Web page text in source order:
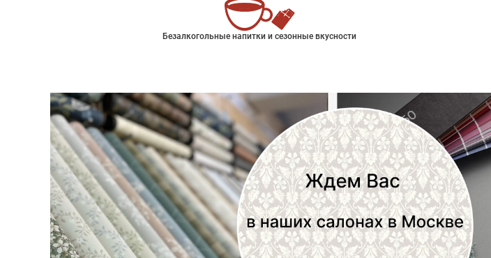
Безалкогольные напитки и сезонные вкусности